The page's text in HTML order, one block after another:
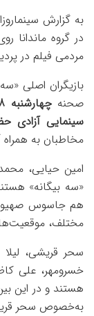
در گروه ماندانا
مردمی فیلم در
بازیگران اصلی
صحنه
سینمایی آزادی
مخاطبان به
امین حیایی،
«سه بیگانه»
هم جاسوس
مختلف،
سحر قریشی،
خسرومهر، علی
هستند و در این
به‌خصوص سحر